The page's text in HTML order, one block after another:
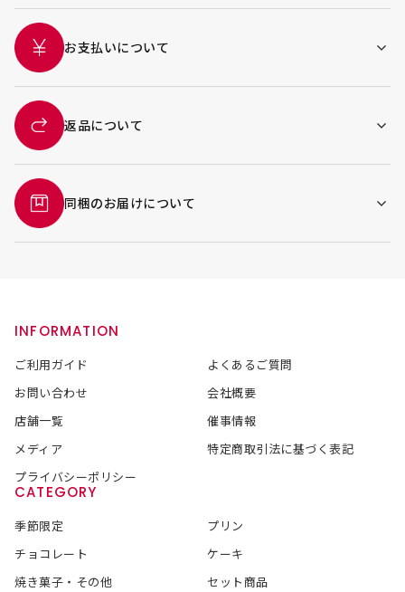
お支払いについて
返品について
同梱のお届けについて
INFORMATION
ご利用ガイド
よくあるご質問
お問い合わせ
会社概要
店舗一覧
催事情報
メディア
特定商取引法に基づく表記
プライバシーポリシー
CATEGORY
季節限定
プリン
チョコレート
ケーキ
焼き菓子・その他
セット商品